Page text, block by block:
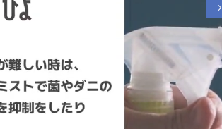
arrow_forward_ios